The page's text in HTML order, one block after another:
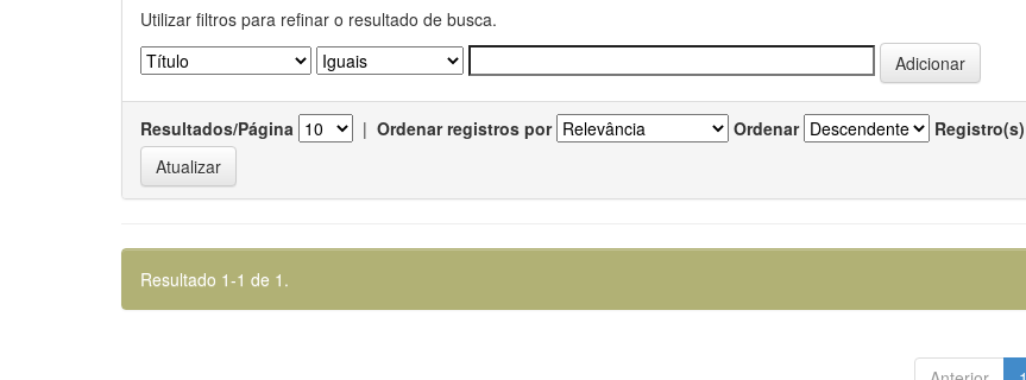
Utilizar filtros para refinar o resultado de busca.
Resultados/Página | Ordenar registros por Ordenar Registro(s)
Resultado 1-1 de 1.